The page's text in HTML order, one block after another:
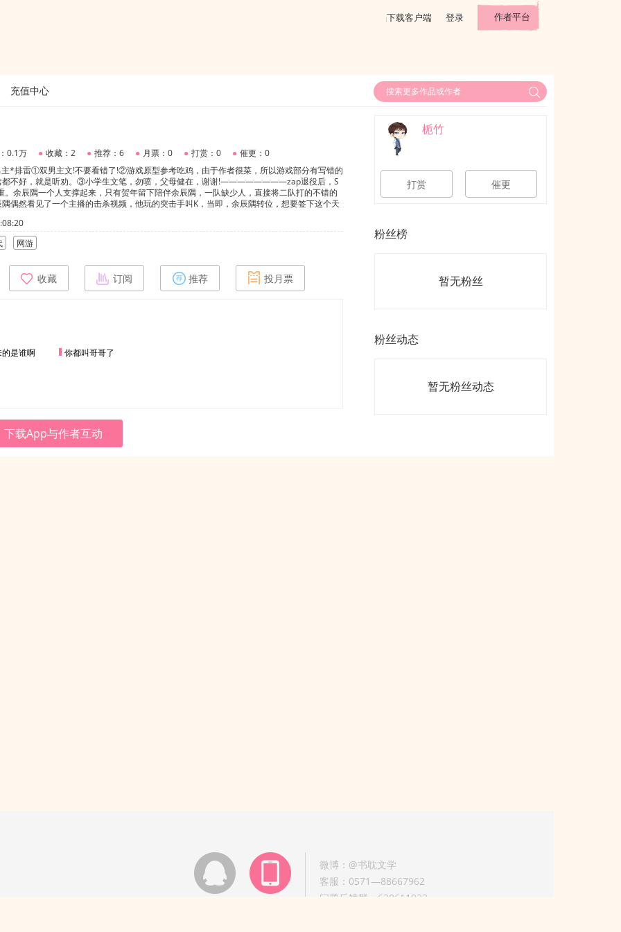
下载客户端 登录 作者平台
充值中心
0.1万 ● 收藏：2 ● 推荐：6 ● 月票：0 ● 打赏：0 ● 催更：0
*排雷①双男主文!不要看错了!②游戏原型参考吃鸡，由于作者很菜，所以游戏部分有写错的
都不好，就是听劝。③小学生文笔，勿喷，父母健在，谢谢!————————zap退役后，S
。余辰隅一个人支撑起来，只有贺年留下陪伴余辰隅，一队缺少人，直接将二队打的不错的
偶然看见了一个主播的击杀视频，他玩的突击手叫K，当即，余辰隅转位，想要签下这个天
谢浅将他带入了SGR,之后，成绩才好了一点。很久后的一次常规赛结束，余辰隅接到了这
们战队可以来嘛?]————————余辰隅:cinder狙击手牧知葵:foresee突击手贺年:dawn游
SGR:slaughter大屠杀的简称————————立意:少年追梦，薪火相传。
网游
收藏 订阅 推荐 投月票
是谁啊 你都叫哥哥了
下载App与作者互动
栀竹
打赏 催更
粉丝榜
暂无粉丝
粉丝动态
暂无粉丝动态
微博：@书耽文学
客服：0571—88667962
问题反馈群：630611933